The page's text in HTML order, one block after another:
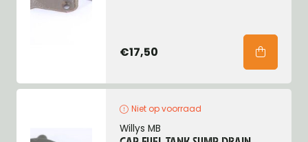
€17,50
Niet op voorraad
Willys MB